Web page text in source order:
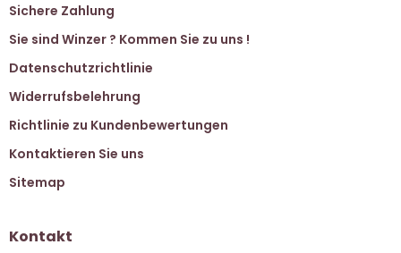
Sichere Zahlung
Sie sind Winzer ? Kommen Sie zu uns !
Datenschutzrichtlinie
Widerrufsbelehrung
Richtlinie zu Kundenbewertungen
Kontaktieren Sie uns
Sitemap
Kontakt